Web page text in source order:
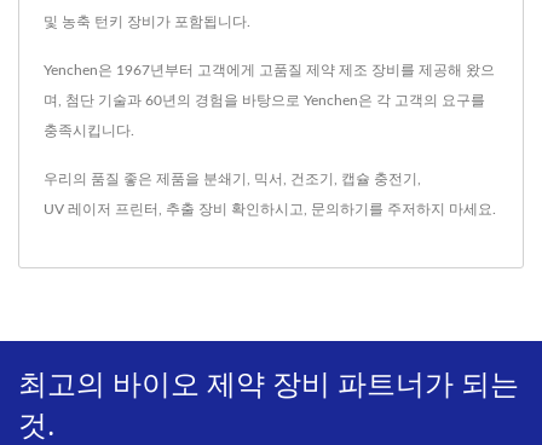
및 농축 턴키 장비가 포함됩니다.
Yenchen은 1967년부터 고객에게 고품질 제약 제조 장비를 제공해 왔으
며, 첨단 기술과 60년의 경험을 바탕으로 Yenchen은 각 고객의 요구를
충족시킵니다.
우리의 품질 좋은 제품을 분쇄기 믹서 건조기 캡슐 충전기
UV 레이저 프린터 추출 장비 확인하시고, 문의하기 를 주저하지 마세요.
최고의 바이오 제약 장비 파트너가 되는
것.